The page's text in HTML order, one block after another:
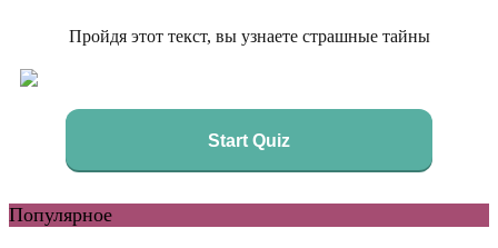
Пройдя этот текст, вы узнаете страшные тайны
Start Quiz
Популярное